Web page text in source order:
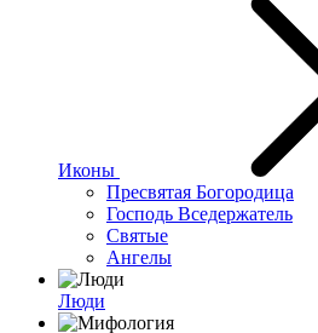
Иконы
Пресвятая Богородица
Господь Вседержатель
Святые
Ангелы
Люди